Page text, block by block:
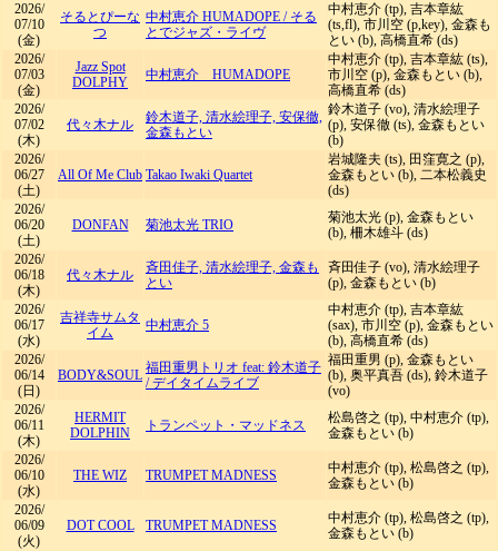
2026/
07/10
(金)
そるとぴーな
つ
中村恵介 HUMADOPE / そる
とでジャズ・ライヴ
中村恵介 (tp), 吉本章紘
(ts,fl), 市川空 (p,key), 金森も
とい (b), 高橋直希 (ds)
2026/
07/03
(金)
Jazz Spot
DOLPHY
中村恵介 HUMADOPE
中村恵介 (tp), 吉本章紘 (ts),
市川空 (p), 金森もとい (b),
高橋直希 (ds)
2026/
07/02
(木)
代々木ナル
鈴木道子, 清水絵理子, 安保徹,
金森もとい
鈴木道子 (vo), 清水絵理子
(p), 安保徹 (ts), 金森もとい
(b)
2026/
06/27
(土)
All Of Me Club Takao Iwaki Quartet
岩城隆夫 (ts), 田窪寛之 (p),
金森もとい (b), 二本松義史
(ds)
2026/
06/20
(土)
DONFAN 菊池太光 TRIO
菊池太光 (p), 金森もとい
(b), 柵木雄斗 (ds)
2026/
06/18
(木)
代々木ナル
斉田佳子, 清水絵理子, 金森も
とい
斉田佳子 (vo), 清水絵理子
(p), 金森もとい (b)
2026/
06/17
(水)
吉祥寺サムタ
イム
中村恵介 5
中村恵介 (tp), 吉本章紘
(sax), 市川空 (p), 金森もとい
(b), 高橋直希 (ds)
2026/
06/14
(日)
BODY&SOUL 福田重男トリオ feat: 鈴木道子
/デイタイムライブ
福田重男 (p), 金森もとい
(b), 奥平真吾 (ds), 鈴木道子
(vo)
2026/
06/11
(木)
HERMIT
DOLPHIN
トランペット・マッドネス
松島啓之 (tp), 中村恵介 (tp),
金森もとい (b)
2026/
06/10
(水)
THE WIZ TRUMPET MADNESS
中村恵介 (tp), 松島啓之 (tp),
金森もとい (b)
2026/
06/09
(火)
DOT COOL TRUMPET MADNESS​
中村恵介 (tp), 松島啓之 (tp),
金森もとい (b)